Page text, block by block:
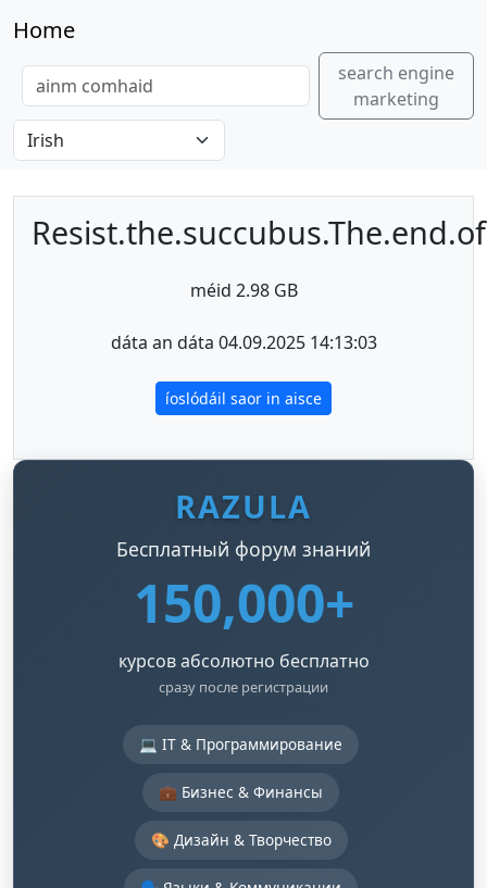
Home
search engine
marketing
méid 2.98 GB
dáta an dáta 04.09.2025 14:13:03
íoslódáil saor in aisce
RAZULA
Бесплатный форум знаний
150,000+
курсов абсолютно бесплатно
сразу после регистрации
💻 IT & Программирование
💼 Бизнес & Финансы
🎨 Дизайн & Творчество